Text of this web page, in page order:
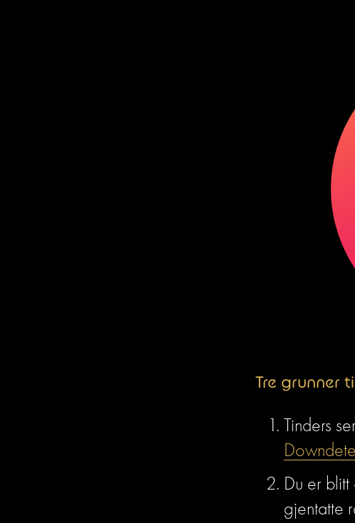
Tre grunner
Tinders
Du er
gjentatte